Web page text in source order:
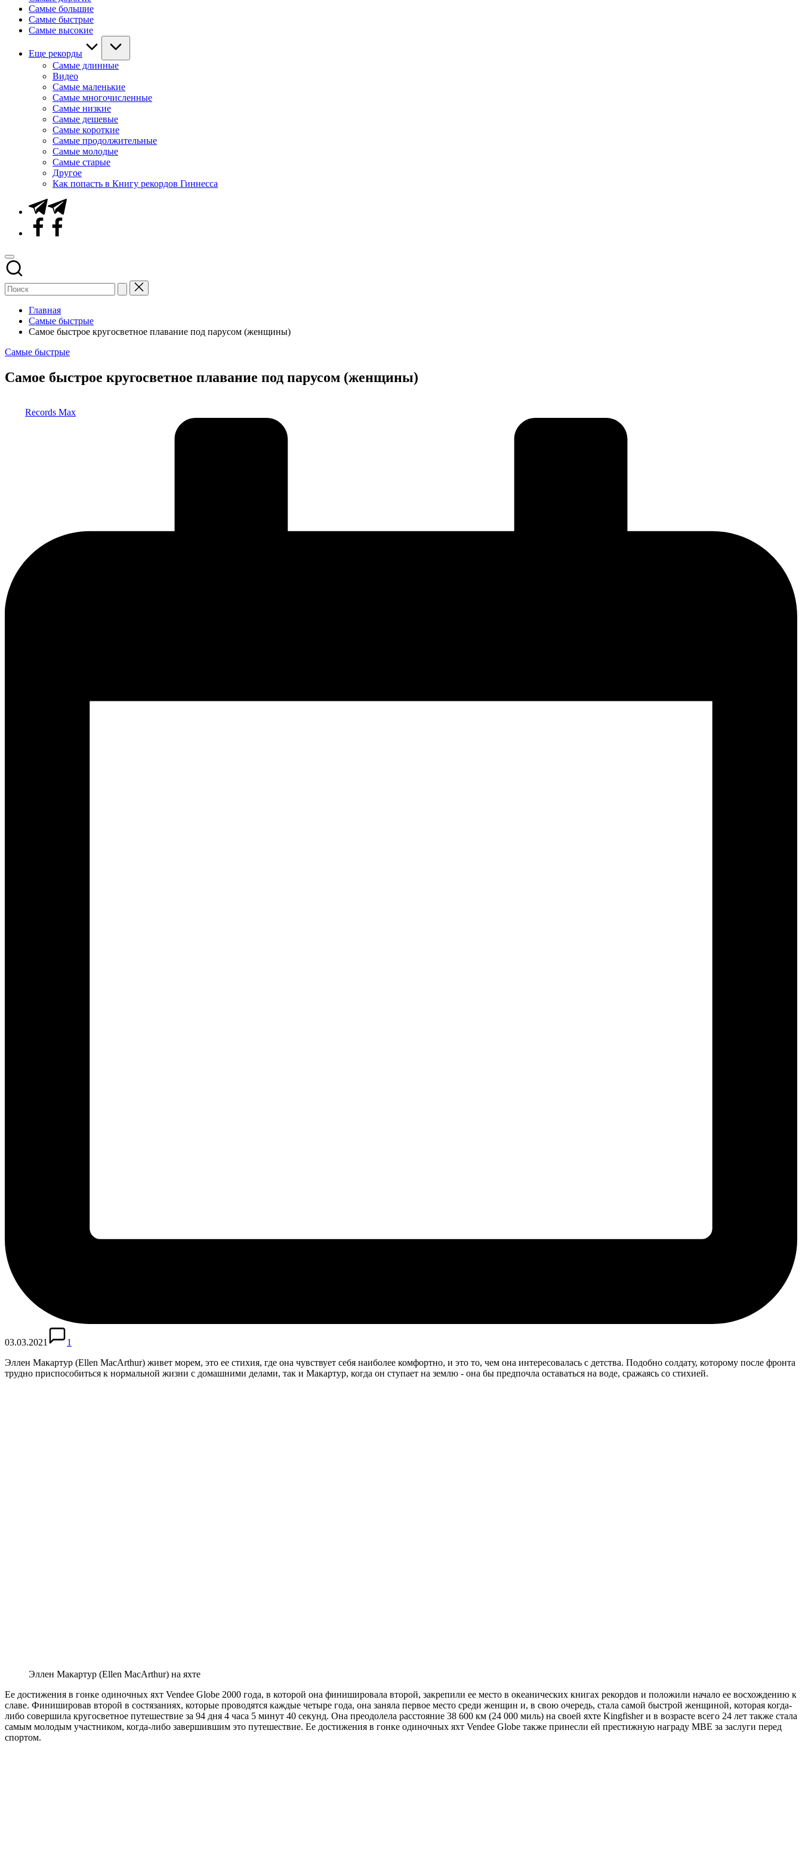
Самые большие
Самые быстрые
Самые высокие
Еще рекорды
Самые длинные
Видео
Самые маленькие
Самые многочисленные
Самые низкие
Самые дешевые
Самые короткие
Самые продолжительные
Самые молодые
Самые старые
Другое
Как попасть в Книгу рекордов Гиннесса
Telegram
Facebook
Главная
Самые быстрые
Самое быстрое кругосветное плавание под парусом (женщины)
Опубликовано
Самые быстрые
Самое быстрое кругосветное плавание под парусом (женщины)
Records Max
03.03.2021
1
Эллен Макартур (Ellen MacArthur) живет морем, это ее стихия, где она чувствует себя наиболее комфортно, и это то, чем она интересовалась с детства. Подобно солдату, которому после фронта
трудно приспособиться к нормальной жизни с домашними делами, так и Макартур, когда он ступает на землю - она бы предпочла оставаться на воде, сражаясь со стихией.
Эллен Макартур (Ellen MacArthur) на яхте
Ее достижения в гонке одиночных яхт Vendee Globe 2000 года, в которой она финишировала второй, закрепили ее место в океанических книгах рекордов и положили начало ее восхождению к
славе. Финишировав второй в состязаниях, которые проводятся каждые четыре года, она заняла первое место среди женщин и, в свою очередь, стала самой быстрой женщиной, которая когда-
либо совершила кругосветное путешествие за 94 дня 4 часа 5 минут 40 секунд. Она преодолела расстояние 38 600 км (24 000 миль) на своей яхте Kingfisher и в возрасте всего 24 лет также стала
самым молодым участником, когда-либо завершившим это путешествие. Ее достижения в гонке одиночных яхт Vendee Globe также принесли ей престижную награду MBE за заслуги перед
спортом.